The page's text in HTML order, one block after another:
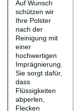
schützen wir
Ihre Polster
nach der
Reinigung mit
einer
hochwertigen
Imprägnierung.
Sie sorgt dafür,
dass
Flüssigkeiten
abperlen,
Flecken